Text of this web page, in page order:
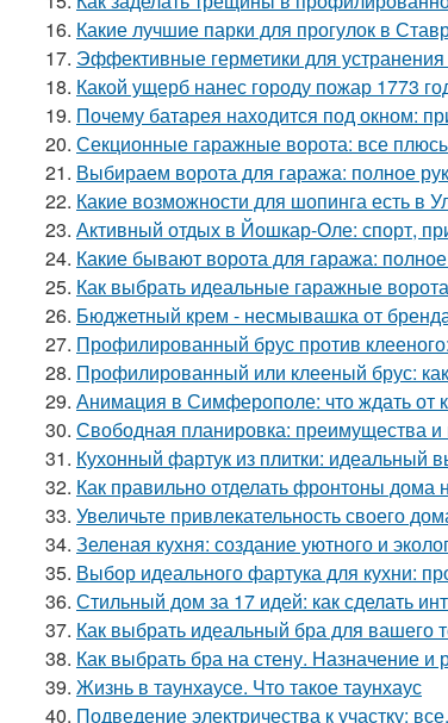
16. Какие лучшие парки для прогулок в
17. Эффективные герметики для
18. Какой ущерб нанес городу пожар 1773
19. Почему батарея находится под окном:
20. Секционные гаражные ворота: все
21. Выбираем ворота для гаража: полное
22. Какие возможности для шопинга есть в
23. Активный отдых в Йошкар-Оле: спорт,
24. Какие бывают ворота для гаража:
25. Как выбрать идеальные гаражные
26. Бюджетный крем - несмывашка от
27. Профилированный брус против
28. Профилированный или клееный брус:
29. Анимация в Симферополе: что ждать от
30. Свободная планировка: преимущества и
31. Кухонный фартук из плитки: идеальный
32. Как правильно отделать фронтоны дома
33. Увеличьте привлекательность своего
34. Зеленая кухня: создание уютного и
35. Выбор идеального фартука для кухни:
36. Стильный дом за 17 идей: как сделать
37. Как выбрать идеальный бра для вашего
38. Как выбрать бра на стену. Назначение и
39. Жизнь в таунхаусе. Что такое таунхаус
40. Подведение электричества к участку: